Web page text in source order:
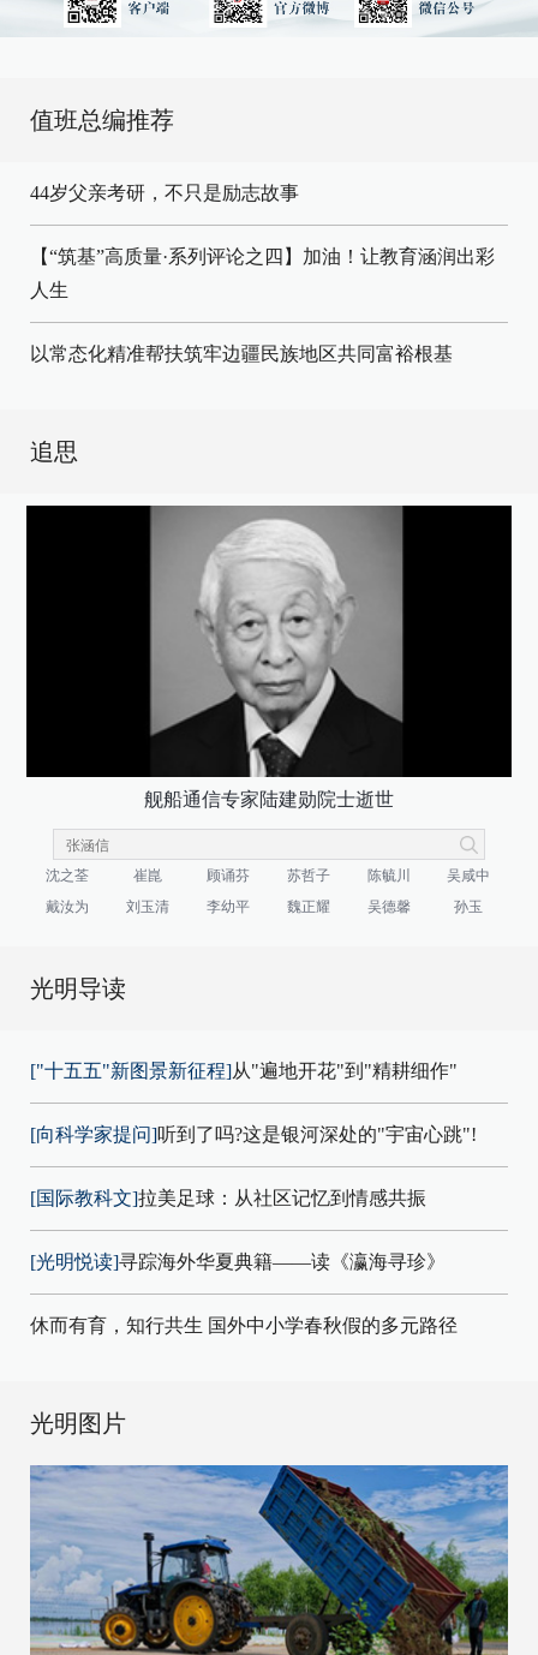
值班总编推荐
44岁父亲考研，不只是励志故事
【“筑基”高质量·系列评论之四】加油！让教育涵润出彩
人生
以常态化精准帮扶筑牢边疆民族地区共同富裕根基
追思
舰船通信专家陆建勋院士逝世
沈之荃 崔崑 顾诵芬 苏哲子 陈毓川
吴咸中
戴汝为
刘玉清 李幼平 魏正耀 吴德馨 孙玉
光明导读
["十五五"新图景新征程]从"遍地开花"到"精耕细作"
[向科学家提问]听到了吗?这是银河深处的"宇宙心跳"!
[国际教科文]拉美足球：从社区记忆到情感共振
[光明悦读]寻踪海外华夏典籍——读《瀛海寻珍》
休而有育，知行共生 国外中小学春秋假的多元路径
光明图片